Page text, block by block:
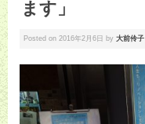
ます」
Posted on 2016年2月6日 by 大前伶子